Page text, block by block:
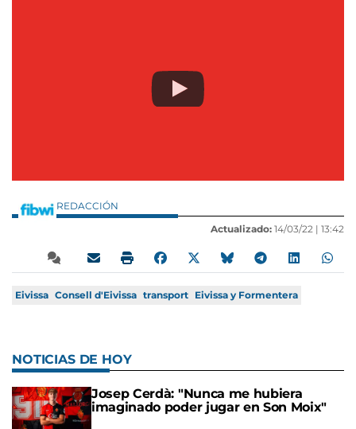
REDACCIÓN
Actualizado: 14/03/22 | 13:42
Eivissa Consell d'Eivissa transport Eivissa y Formentera
NOTICIAS DE HOY
Josep Cerdà: "Nunca me hubiera
imaginado poder jugar en Son Moix"